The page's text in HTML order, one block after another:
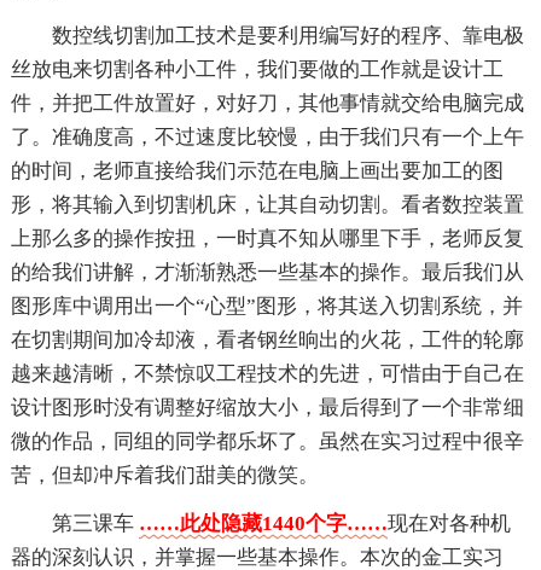
数控线切割加工技术是要利用编写好的程序、靠电极
丝放电来切割各种小工件，我们要做的工作就是设计工
件，并把工件放置好，对好刀，其他事情就交给电脑完成
了。准确度高，不过速度比较慢，由于我们只有一个上午
的时间，老师直接给我们示范在电脑上画出要加工的图
形，将其输入到切割机床，让其自动切割。看者数控装置
上那么多的操作按扭，一时真不知从哪里下手，老师反复
的给我们讲解，才渐渐熟悉一些基本的操作。最后我们从
图形库中调用出一个“心型”图形，将其送入切割系统，并
在切割期间加冷却液，看者钢丝晌出的火花，工件的轮廓
越来越清晰，不禁惊叹工程技术的先进，可惜由于自己在
设计图形时没有调整好缩放大小，最后得到了一个非常细
微的作品，同组的同学都乐坏了。虽然在实习过程中很辛
苦，但却冲斥着我们甜美的微笑。
第三课车 ……此处隐藏1440个字……现在对各种机
器的深刻认识，并掌握一些基本操作。本次的金工实习